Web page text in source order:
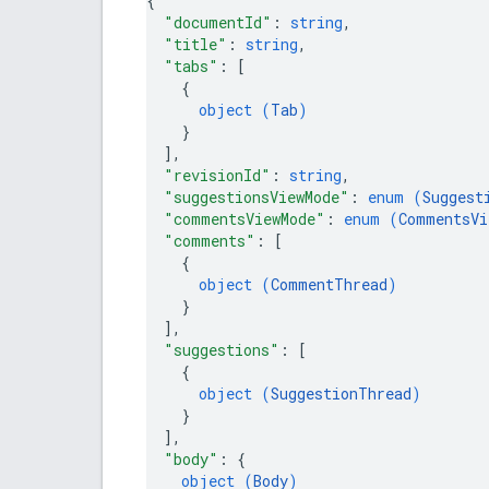
"documentId" : string,
"title" : string,
"tabs" :
[
{
object (Tab)
}
] ,
"revisionId" : string,
"suggestionsViewMode" : enum (
"commentsViewMode" : enum (
"comments" :
[
{
object (CommentThread)
}
] ,
"suggestions" :
[
{
object (SuggestionThread)
}
] ,
"body" : {
object (Body)